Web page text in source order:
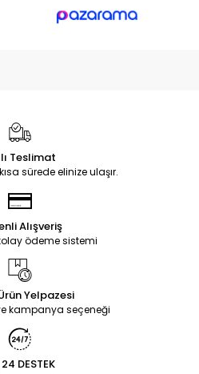
Teslimat
sürede elinize ulaşır.
Alışveriş
ödeme sistemi
Yelpazesi
kampanya seçeneği
DESTEK